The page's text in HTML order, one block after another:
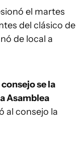
el martes
del clásico de
de local a
se la
Asamblea
al consejo la